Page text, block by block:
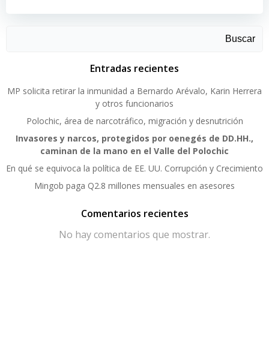
Buscar
Entradas recientes
MP solicita retirar la inmunidad a Bernardo Arévalo, Karin Herrera
y otros funcionarios
Polochic, área de narcotráfico, migración y desnutrición
Invasores y narcos, protegidos por oenegés de DD.HH.,
caminan de la mano en el Valle del Polochic
En qué se equivoca la política de EE. UU. Corrupción y Crecimiento
Mingob paga Q2.8 millones mensuales en asesores
Comentarios recientes
No hay comentarios que mostrar.